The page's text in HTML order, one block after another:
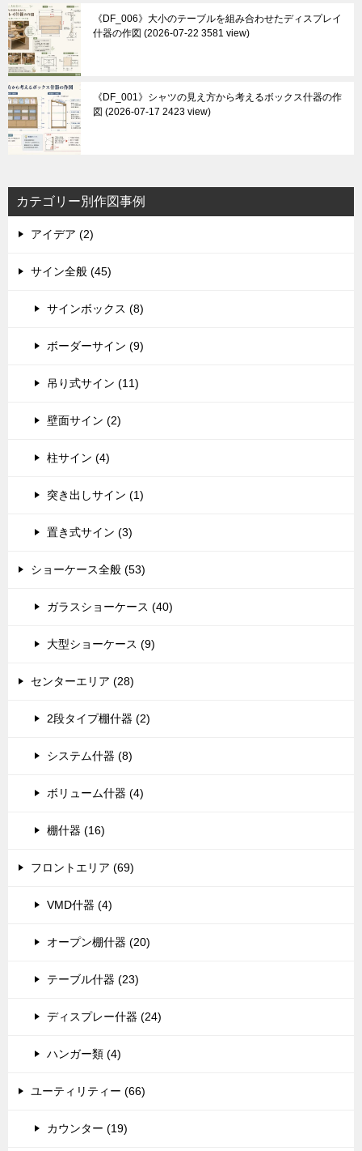
《DF_006》大小のテーブルを組み合わせたディスプレイ
什器の作図
2026-07-22 3581 view
《DF_001》シャツの見え方から考えるボックス什器の作
図
2026-07-17 2423 view
カテゴリー別作図事例
アイデア (2)
サイン全般 (45)
サインボックス (8)
ボーダーサイン (9)
吊り式サイン (11)
壁面サイン (2)
柱サイン (4)
突き出しサイン (1)
置き式サイン (3)
ショーケース全般 (53)
ガラスショーケース (40)
大型ショーケース (9)
センターエリア (28)
2段タイプ棚什器 (2)
システム什器 (8)
ボリューム什器 (4)
棚什器 (16)
フロントエリア (69)
VMD什器 (4)
オープン棚什器 (20)
テーブル什器 (23)
ディスプレー什器 (24)
ハンガー類 (4)
ユーティリティー (66)
カウンター (19)